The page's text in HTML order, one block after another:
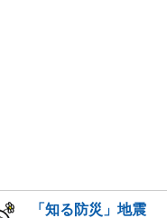
「知る防災」地震